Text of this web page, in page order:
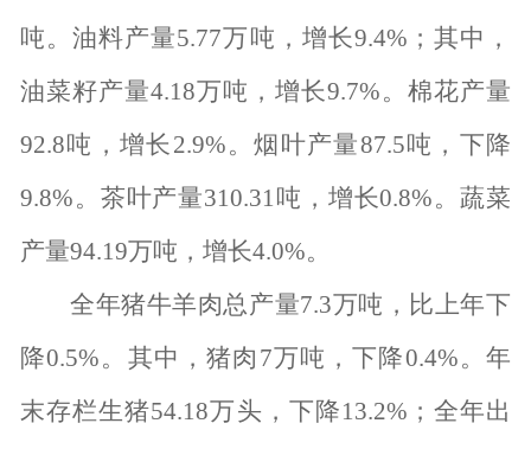
吨。油料产量5.77万吨，增长9.4% ；其中，
油菜籽产量4.18万吨，增长9.7%。棉花产量
92.8吨，增长 2.9%。烟叶产量87.5吨， 下降
9.8%。茶叶产量310.31吨，增长0.8%。蔬菜
产量94.19万吨，增长4.0%。
全年猪牛羊肉总产量7.3万吨，比上年下
降0.5%。其中，猪肉 7万吨，下降0.4%。年
末存栏生猪54.18万头，下降13.2% ；全年出